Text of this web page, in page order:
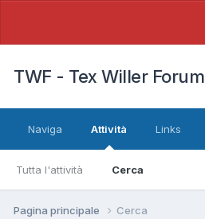
TWF - Tex Willer Forum
Naviga Attività
Tutta l'attività Cerca
Links
Pagina principale Cerca